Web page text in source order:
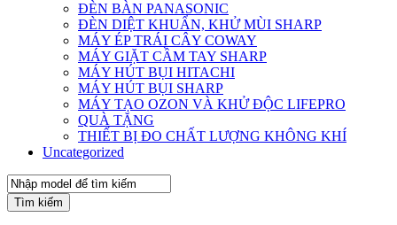
ĐÈN BÀN PANASONIC
ĐÈN DIỆT KHUẨN, KHỬ MÙI SHARP
MÁY ÉP TRÁI CÂY COWAY
MÁY GIẶT CẦM TAY SHARP
MÁY HÚT BỤI HITACHI
MÁY HÚT BỤI SHARP
MÁY TẠO OZON VÀ KHỬ ĐỘC LIFEPRO
QUÀ TẶNG
THIẾT BỊ ĐO CHẤT LƯỢNG KHÔNG KHÍ
Uncategorized
Tìm kiếm